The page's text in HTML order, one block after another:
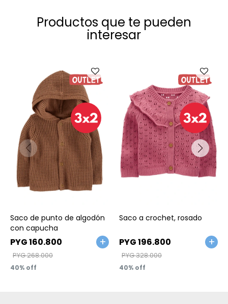
Productos que te pueden
interesar
Saco de punto de algodón
con capucha
PYG160.800
PYG268.000
40
Saco a crochet, rosado
PYG196.800
PYG328.000
40